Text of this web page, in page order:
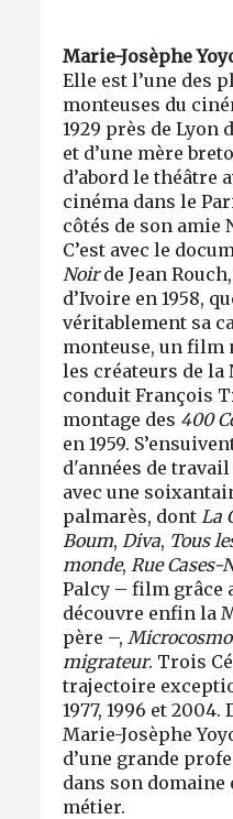
Marie-Josèphe
Elle est l’une des
monteuses du
1929 près de Lyon
et d’une mère
d’abord le théâtre
cinéma dans le
côtés de son
C’est avec le
Noirde Jean
d’Ivoire en 1958,
véritablement sa
monteuse, un film
les créateurs de la
conduit François
montage des 400
en 1959.
d'années de
avec une
palmarès, dont La
Boum, Diva, Tous
monde, Rue Cases-
Palcy – film grâce
découvre enfin la
père –,
migrateur. Trois
trajectoire
1977, 1996 et 2004.
Marie-Josèphe
d’une grande
dans son domaine
métier.